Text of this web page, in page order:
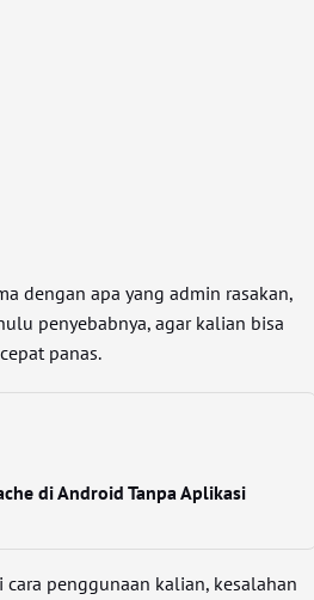
dengan apa yang admin rasakan,
penyebabnya, agar kalian bisa
panas.
di Android Tanpa Aplikasi
penggunaan kalian, kesalahan